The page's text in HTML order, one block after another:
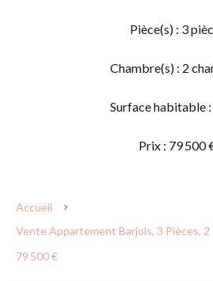
Pièce(s) : 3
Chambre(s) : 2
Surface habitable :
Prix : 79 500
Accueil
Vente Appartement Barjols, 3 Pièces, 2
79 500 €